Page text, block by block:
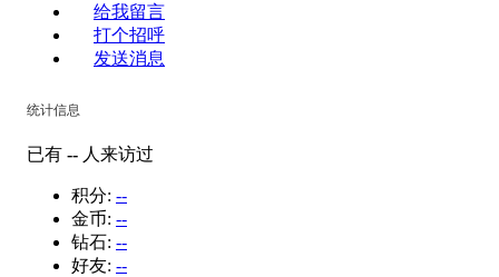
给我留言
打个招呼
发送消息
统计信息
已有 -- 人来访过
积分: --
金币: --
钻石: --
好友: --